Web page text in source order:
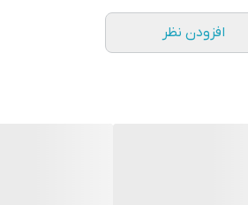
افزودن نظر